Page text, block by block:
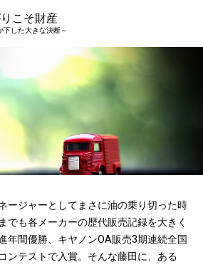
こそ財産
下した大きな決断～
ージャーとしてまさに油の乗り切った時
でも各メーカーの歴代販売記録を大きく
年間優勝、キヤノンOA販売3期連続全国
ンテストで入賞。そんな藤田に、ある